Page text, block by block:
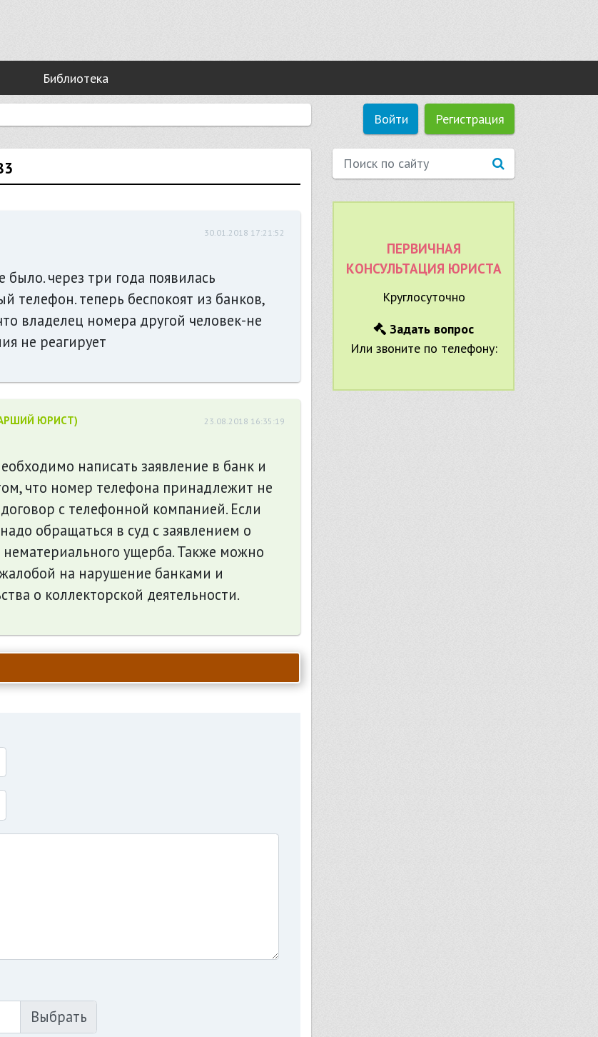
Библиотека
Войти Регистрация
30.01.2018 17:21:52
через три года появилась
телефон. теперь беспокоят из банков,
владелец номера другой человек-не
не реагирует
ЮРИСТ) 23.08.2018 16:35:19
написать заявление в банк и
что номер телефона принадлежит не
с телефонной компанией. Если
обращаться в суд с заявлением о
ущерба. Также можно
на нарушение банками и
о коллекторской деятельности.
ПЕРВИЧНАЯ
КОНСУЛЬТАЦИЯ ЮРИСТА
Круглосуточно
Задать вопрос
Или звоните по телефону: